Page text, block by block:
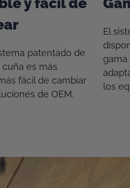
patentado de
es más
fácil de cambiar
de OEM.
El
gama
los